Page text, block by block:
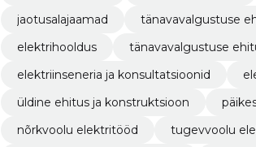
jaotusalajaamad
tänavavalgustuse
elektrihooldus
tänavavalgustuse
elektriinseneria ja konsultatsioonid
üldine ehitus ja konstruktsioon
nõrkvoolu elektritööd
tugevvoolu